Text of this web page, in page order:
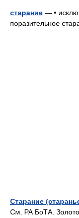
старание — •
поразительное
Старание
См. РА БоТА.